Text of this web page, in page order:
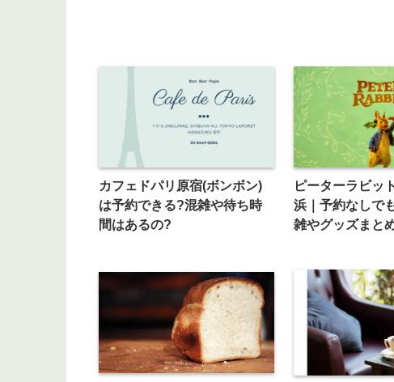
カフェドパリ原宿(ボンボン)
は予約できる?混雑や待ち時
間はあるの?
ピーターラビッ
浜｜予約なしで
雑やグッズまと